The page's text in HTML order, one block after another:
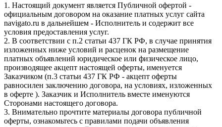
1. Настоящий документ является Публичной офертой -
официальным договором на оказание платных услуг сайта
navigato.ru в дальнейшем - Исполнитель и содержит все
условия предоставления услуг.
2. В соответствии с п.2 статьи 437 ГК РФ, в случае принятия
изложенных ниже условий и расценок на размещение
платных объявлений юридическое или физическое лицо,
производящее акцепт настоящей оферты, именуется
Заказчиком (п.3 статьи 437 ГК РФ - акцепт оферты
равносилен заключению договора, на условиях, изложенных
в оферте ). Заказчик и Исполнитель вместе именуются
Сторонами настоящего договора.
3. Внимательно прочтите материалы договора публичной
оферты, ознакомьтесь с правилами подачи объявления